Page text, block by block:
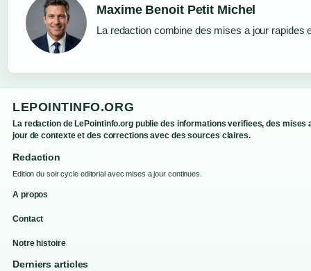
Maxime Benoit Petit Michel
La redaction combine des mises a jour rapides
LEPOINTINFO.ORG
La redaction de LePointinfo.org publie des informations verifiees, des mises
jour de contexte et des corrections avec des sources claires.
Redaction
Edition du soir cycle editorial avec mises a jour continues.
A propos
Contact
Notre histoire
Derniers articles